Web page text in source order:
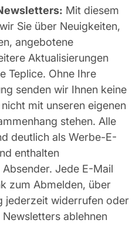
Mit diesem
Sie über Neuigkeiten,
angebotene
Aktualisierungen
Teplice. Ohne Ihre
senden wir Ihnen keine
mit unseren eigenen
stehen. Alle
deutlich als Werbe-E-
enthalten
Jede E-Mail
zum Abmelden, über
jederzeit widerrufen oder
ablehnen